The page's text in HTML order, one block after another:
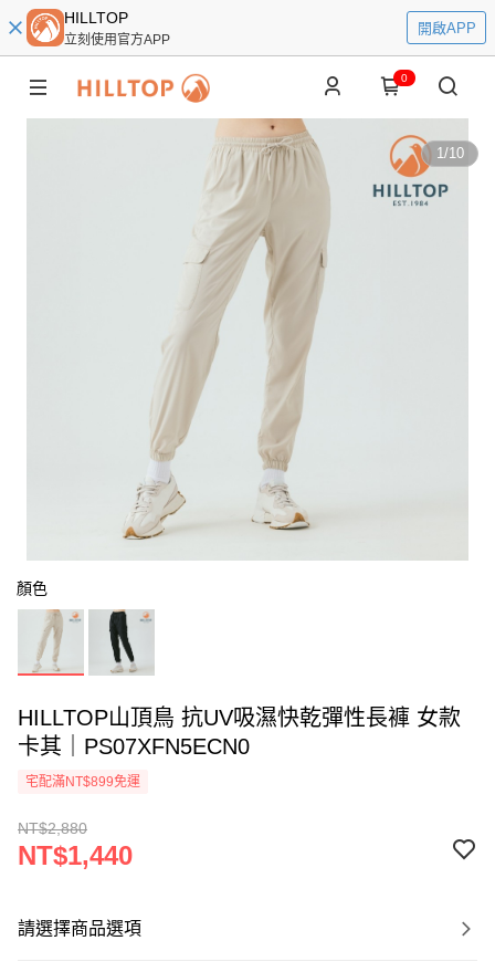
HILLTOP
立刻使用官方APP
開啟APP
0
1/10
顏色
HILLTOP山頂鳥 抗UV吸濕快乾彈性長褲 女款
卡其｜PS07XFN5ECN0
宅配滿NT$899免運
NT$2,880
NT$1,440
請選擇商品選項